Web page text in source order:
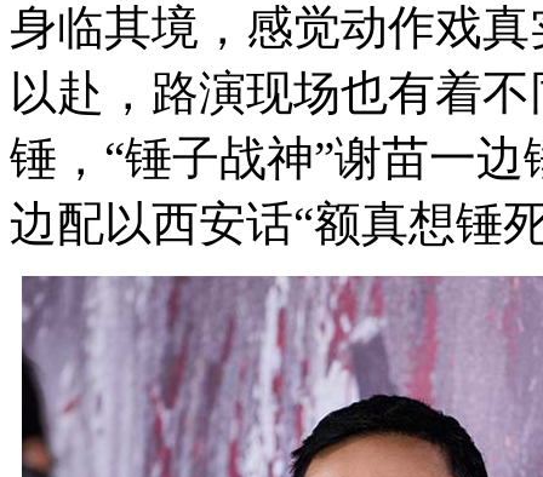
身临其境，感觉动作戏
以赴，路演现场也有着
锤，“锤子战神”谢苗一
边配以西安话“额真想锤